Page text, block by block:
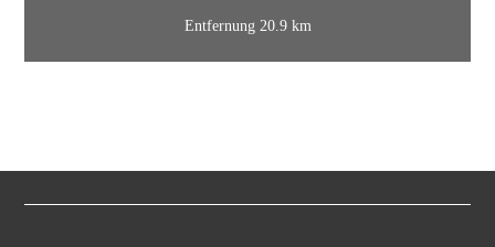
Entfernung 20.9 km